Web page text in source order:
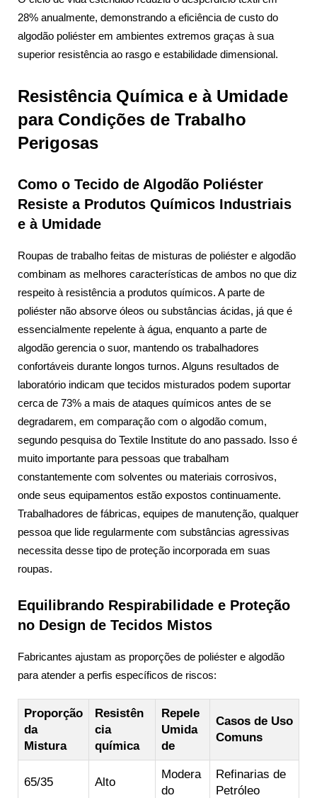
28% anualmente, demonstrando a eficiência de custo do
algodão poliéster em ambientes extremos graças à sua
superior resistência ao rasgo e estabilidade dimensional.
Resistência Química e à Umidade
para Condições de Trabalho
Perigosas
Como o Tecido de Algodão Poliéster
Resiste a Produtos Químicos Industriais
e à Umidade
Roupas de trabalho feitas de misturas de poliéster e algodão
combinam as melhores características de ambos no que diz
respeito à resistência a produtos químicos. A parte de
poliéster não absorve óleos ou substâncias ácidas, já que é
essencialmente repelente à água, enquanto a parte de
algodão gerencia o suor, mantendo os trabalhadores
confortáveis durante longos turnos. Alguns resultados de
laboratório indicam que tecidos misturados podem suportar
cerca de 73% a mais de ataques químicos antes de se
degradarem, em comparação com o algodão comum,
segundo pesquisa do Textile Institute do ano passado. Isso é
muito importante para pessoas que trabalham
constantemente com solventes ou materiais corrosivos,
onde seus equipamentos estão expostos continuamente.
Trabalhadores de fábricas, equipes de manutenção, qualquer
pessoa que lide regularmente com substâncias agressivas
necessita desse tipo de proteção incorporada em suas
roupas.
Equilibrando Respirabilidade e Proteção
no Design de Tecidos Mistos
Fabricantes ajustam as proporções de poliéster e algodão
para atender a perfis específicos de riscos:
Proporção
da
Mistura
Resistên
cia
química
Repele
Umida
de
Casos de Uso
Comuns
65/35 Alto
Modera
do
Refinarias de
Petróleo